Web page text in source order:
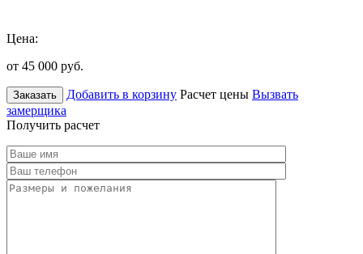
Цена:
от 45 000 руб.
Заказать Добавить в корзину Расчет цены Вызвать
замерщика
Получить расчет